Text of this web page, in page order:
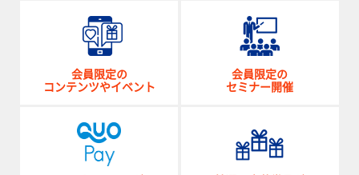
会員限定の
コンテンツやイベント
会員限定の
セミナー開催